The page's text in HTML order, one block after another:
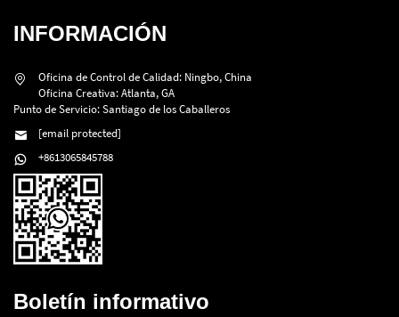
INFORMACIÓN
Oficina de Control de Calidad: Ningbo, China
Oficina Creativa: Atlanta, GA
Punto de Servicio: Santiago de los Caballeros
[email protected]
+8613065845788
Boletín informativo